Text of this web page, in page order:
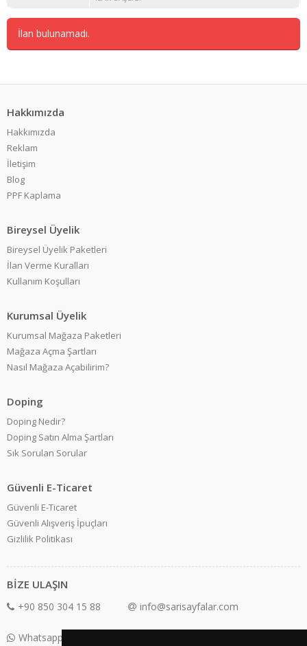
İlan bulunamadı.
Hakkımızda
Hakkımızda
Reklam
İletişim
Blog
PPF Kaplama
Bireysel Üyelik
Bireysel Üyelik Paketleri
İlan Verme Kuralları
Kullanım Koşulları
Kurumsal Üyelik
Kurumsal Mağaza Paketleri
Mağaza Açma Şartları
Nasıl Mağaza Açabilirim?
Doping
Doping Nedir?
Doping Satın Alma Şartları
Sık Sorulan Sorular
Güvenli E-Ticaret
Güvenli E-Ticaret
Güvenli Alışveriş İpuçları
Gizlilik Politikası
BİZE ULAŞIN
+90 850 304 15 88 info@sarisayfalar.com
Whatsapp Destek: +90 850 304 15 88